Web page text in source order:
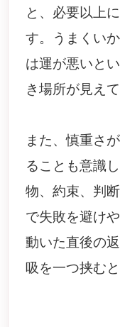
と、必要以上
す。うまくい
は運が悪いと
き場所が見え
また、慎重さ
ることも意識
物、約束、判
で失敗を避け
動いた直後の
吸を一つ挟む